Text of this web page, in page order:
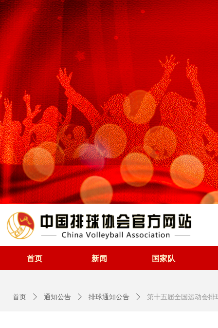
首页 新闻 国家队
首页 ꄲ 通知公告 ꄲ 排球通知公告 ꄲ 第十五届全国运动会排